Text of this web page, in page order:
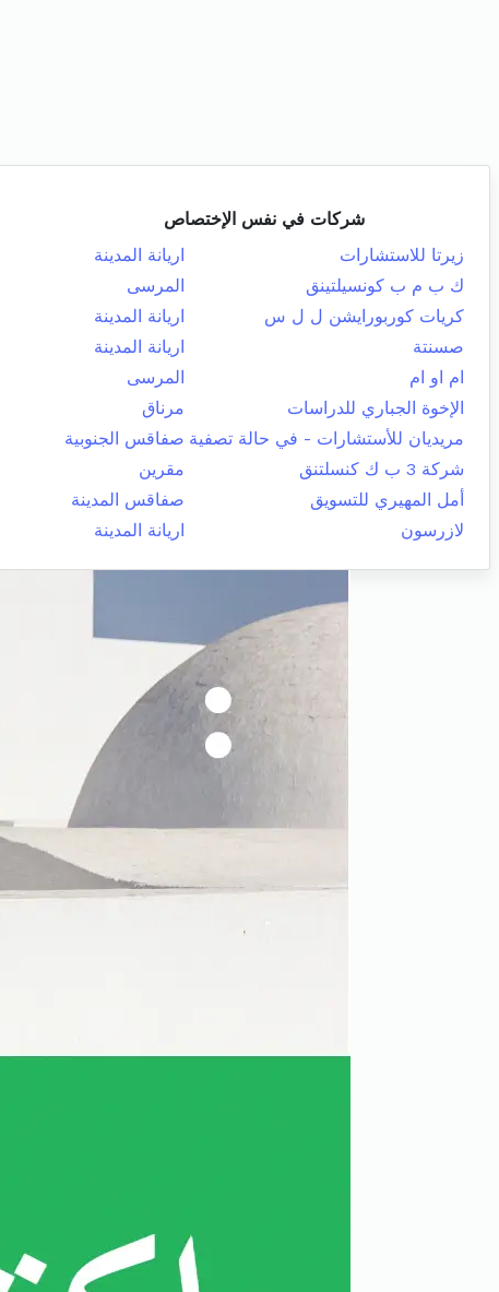
شركات في نفس الإختصاص
زيرتا للاستشارات
اريانة المدينة
ك ب م ب كونسيلتينق
المرسى
كريات كوربورايشن ل ل س
اريانة المدينة
صسنتة
اريانة المدينة
ام او ام
المرسى
الإخوة الجباري للدراسات
مرناق
مريديان للأستشارات - في حالة تصفية صفاقس الجنوبية
شركة 3 ب ك كنسلتنق
مقرين
أمل المهيري للتسويق
صفاقس المدينة
لازرسون
اريانة المدينة